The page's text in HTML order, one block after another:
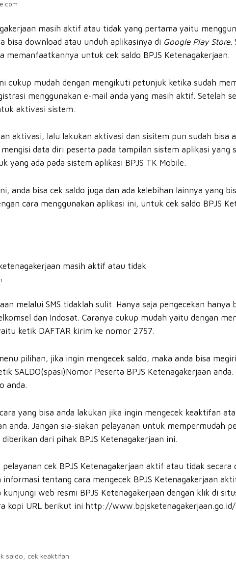
masih aktif atau tidak yang pertama yaitu
bisa download atau unduh aplikasinya di Google Play Store.
memanfaatkannya untuk cek saldo BPJS Ketenagakerjaan.
cukup mudah dengan mengikuti petunjuk ketika sudah
menggunakan e-mail anda yang masih aktif. Setelah
aktivasi sistem.
aktivasi, lalu lakukan aktivasi dan sisitem pun sudah bisa
data diri peserta pada tampilan sistem aplikasi yang
yang ada pada sistem aplikasi BPJS TK Mobile.
anda bisa cek saldo juga dan ada kelebihan lainnya yang
cara menggunakan aplikasi ini, untuk cek saldo BPJS
melalui SMS tidaklah sulit. Hanya saja pengecekan hanya
dan Indosat. Caranya cukup mudah yaitu dengan
ketik DAFTAR kirim ke nomor 2757.
pilihan, jika ingin mengecek saldo, maka anda bisa
SALDO(spasi)Nomor Peserta BPJS Ketenagakerjaan
anda.
yang bisa anda lakukan jika ingin mengecek keaktifan
anda. Jangan sia-siakan pelayanan untuk mempermudah
dari pihak BPJS Ketenagakerjaan ini.
pelayanan cek BPJS Ketenagakerjaan aktif atau tidak
tentang cara mengecek BPJS Ketenagakerjaan
kunjungi web resmi BPJS Ketenagakerjaan dengan klik di
kopi URL berikut ini http://
saldo cek keaktifan